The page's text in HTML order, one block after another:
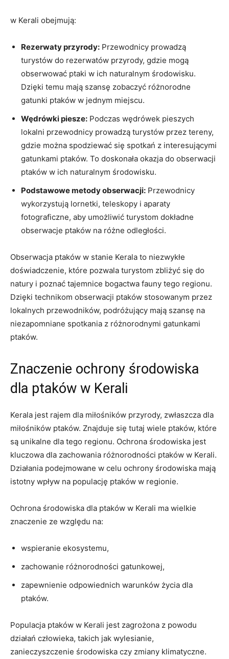
w Kerali obejmują:
Rezerwaty przyrody: Przewodnicy prowadzą
turystów do rezerwatów przyrody, gdzie mogą
obserwować ptaki w ich naturalnym środowisku.
Dzięki temu mają szansę zobaczyć różnorodne
gatunki ptaków w jednym miejscu.
Wędrówki piesze: Podczas wędrówek pieszych
lokalni przewodnicy prowadzą turystów przez tereny,
gdzie można spodziewać się spotkań z interesującymi
gatunkami ptaków. To doskonała okazja do obserwacji
ptaków w ich naturalnym środowisku.
Podstawowe metody obserwacji: Przewodnicy
wykorzystują lornetki, teleskopy i aparaty
fotograficzne, aby umożliwić turystom dokładne
obserwacje ptaków na różne odległości.
Obserwacja ptaków w stanie Kerala to niezwykłe
doświadczenie, które pozwala turystom zbliżyć się do
natury i poznać tajemnice bogactwa fauny tego regionu.
Dzięki technikom obserwacji ptaków stosowanym przez
lokalnych przewodników, podróżujący mają szansę na
niezapomniane spotkania z różnorodnymi gatunkami
ptaków.
Znaczenie ochrony środowiska
dla ptaków w Kerali
Kerala jest rajem dla miłośników przyrody, zwłaszcza dla
miłośników ptaków. Znajduje się tutaj wiele ptaków, które
są unikalne dla tego regionu. Ochrona środowiska jest
kluczowa dla zachowania różnorodności ptaków w Kerali.
Działania podejmowane w celu ochrony środowiska mają
istotny wpływ na populację ptaków w regionie.
Ochrona środowiska dla ptaków w Kerali ma wielkie
znaczenie ze względu na:
wspieranie ekosystemu,
zachowanie różnorodności gatunkowej,
zapewnienie odpowiednich warunków życia dla
ptaków.
Populacja ptaków w Kerali jest zagrożona z powodu
działań człowieka, takich jak wylesianie,
zanieczyszczenie środowiska czy zmiany klimatyczne.